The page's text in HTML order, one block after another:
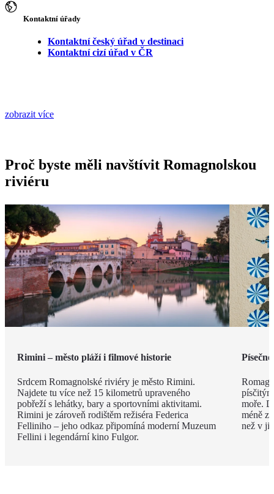
Kontaktní úřady
Kontaktní český úřad v destinaci
Kontaktní cizí úřad v ČR
zobrazit více
Proč byste měli navštívit Romagnolskou
riviéru
Rimini – město pláží i filmové historie
Srdcem Romagnolské riviéry je město Rimini.
Najdete tu více než 15 kilometrů upraveného
pobřeží s lehátky, bary a sportovními aktivitami.
Rimini je zároveň rodištěm režiséra Federica
Felliniho – jeho odkaz připomíná moderní Muzeum
Fellini i legendární kino Fulgor.
moře.
méně
než v